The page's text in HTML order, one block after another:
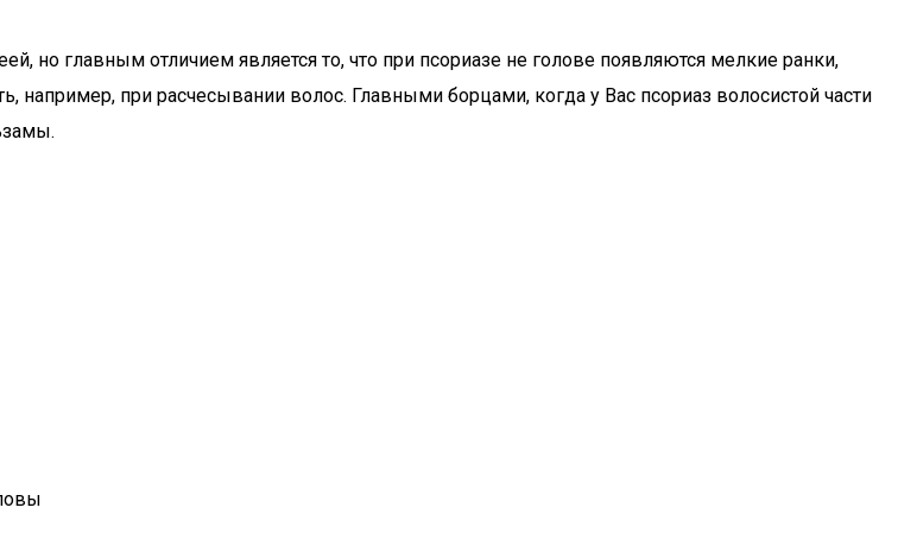
но главным отличием является то, что при псориазе не голове появляются мелкие ранки,
например, при расчесывании волос. Главными борцами, когда у Вас псориаз волосистой части